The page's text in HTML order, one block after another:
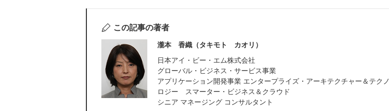
この記事の著者
瀧本 香織（タキモト カオリ）
日本アイ・ビー・エム株式会社
グローバル・ビジネス・サービス事業
アプリケーション開発事業 エンタープライズ・アーキテクチャー＆テクノ
ロジー スマーター・ビジネス＆クラウド
シニア マネージング コンサルタント